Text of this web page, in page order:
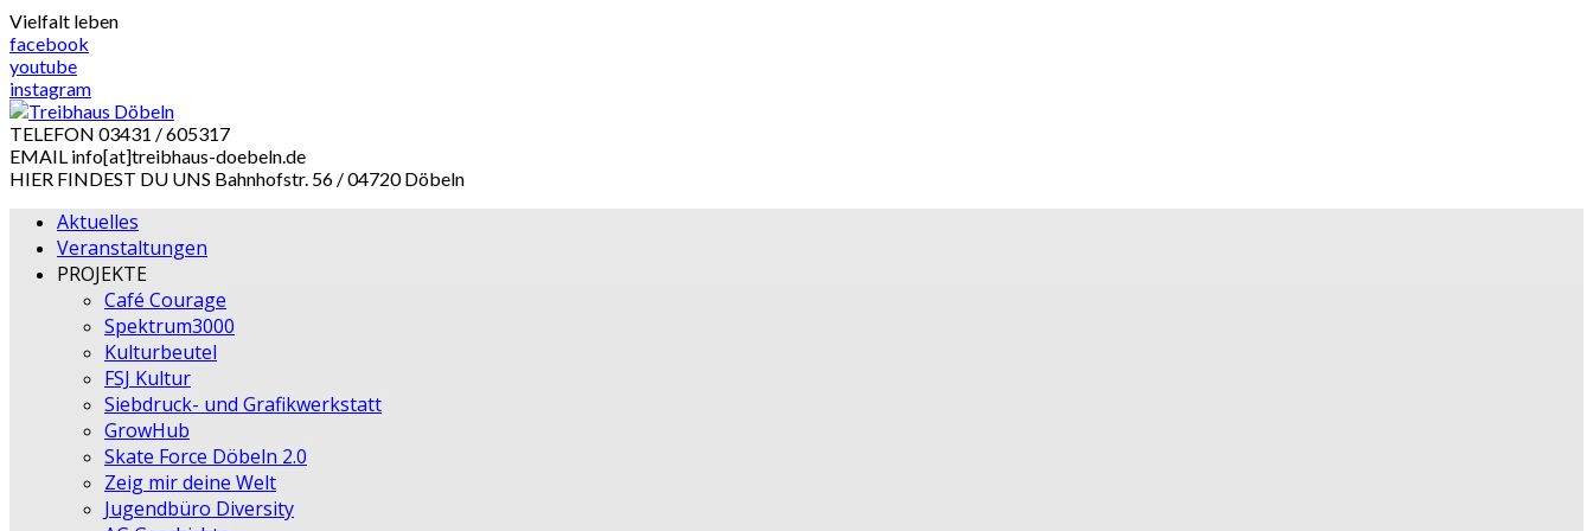
Skip
to
content
Vielfalt leben
facebook
youtube
instagram
TELEFON 03431 / 605317
EMAIL info[at]treibhaus-doebeln.de
HIER FINDEST DU UNS Bahnhofstr. 56 / 04720 Döbeln
Aktuelles
Veranstaltungen
PROJEKTE
Café Courage
Spektrum3000
Kulturbeutel
FSJ Kultur
Siebdruck- und Grafikwerkstatt
GrowHub
Skate Force Döbeln 2.0
Zeig mir deine Welt
Jugendbüro Diversity